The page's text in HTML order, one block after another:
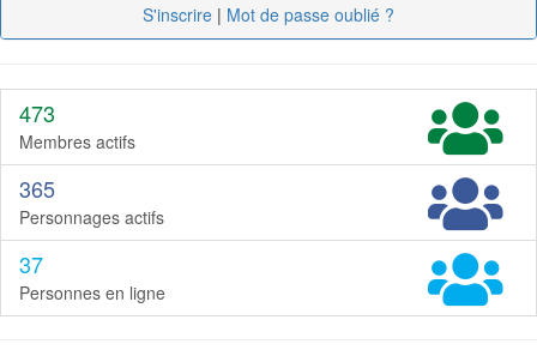
S'inscrire | Mot de passe oublié ?
473
Membres actifs
365
Personnages actifs
37
Personnes en ligne